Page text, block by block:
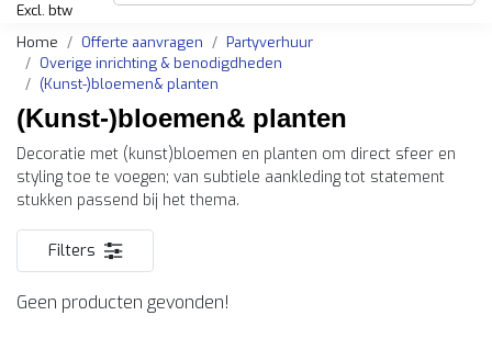
Excl. btw
Home
Offerte aanvragen
Partyverhuur
Overige inrichting & benodigdheden
(Kunst-)bloemen& planten
(Kunst-)bloemen& planten
Decoratie met (kunst)bloemen en planten om direct sfeer en
styling toe te voegen; van subtiele aankleding tot statement
stukken passend bij het thema.
Filters
Geen producten gevonden!